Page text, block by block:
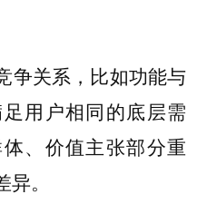
争关系，比如功能与
用户相同的底层需
、价值主张部分重
。